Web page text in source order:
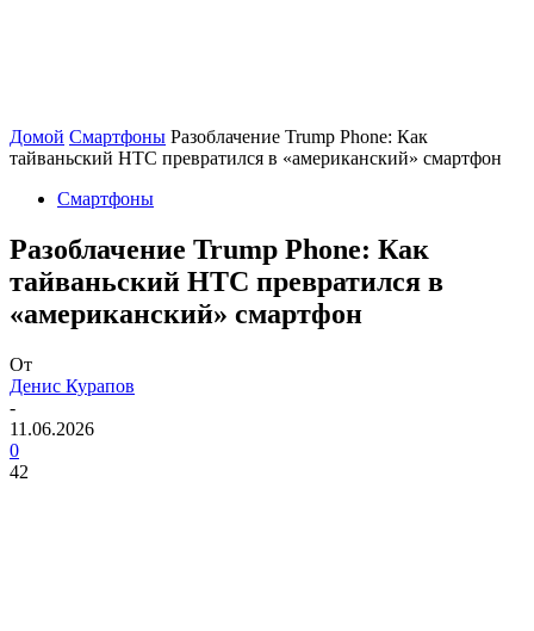
Домой Смартфоны Разоблачение Trump Phone: Как
тайваньский HTC превратился в «американский» смартфон
Смартфоны
Разоблачение Trump Phone: Как
тайваньский HTC превратился в
«американский» смартфон
От
Денис Курапов
-
11.06.2026
0
42